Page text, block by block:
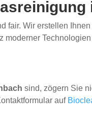
fair. Wir erstellen
sind, zögern Sie
auf